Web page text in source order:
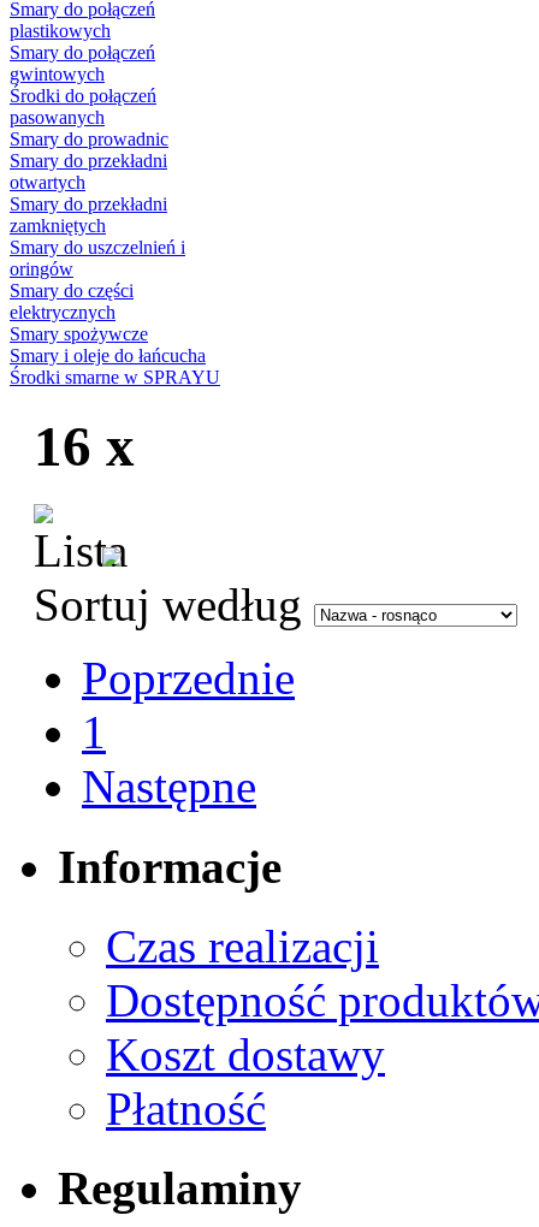
Smary do połączeń
plastikowych
Smary do połączeń
gwintowych
Środki do połączeń
pasowanych
Smary do prowadnic
Smary do przekładni
otwartych
Smary do przekładni
zamkniętych
Smary do uszczelnień i
oringów
Smary do części
elektrycznych
Smary spożywcze
Smary i oleje do łańcucha
Środki smarne w SPRAYU
16 x
Sortuj według
Poprzednie
1
Następne
Informacje
Czas realizacji
Dostępność
Koszt dostawy
Płatność
Regulaminy